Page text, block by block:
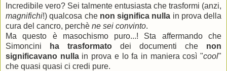
Incredibile vero? Sei talmente entusiasta che trasformi (anzi,
magnifichi!) qualcosa che non significa nulla in prova della
cura del cancro, perchè ne sei convinto.
Ma questo è masochismo puro...! Sta affermando che
Simoncini
ha trasformato dei documenti che non
significavano nullain prova e lo fa in maniera così "cool"
che quasi quasi ci credi pure.